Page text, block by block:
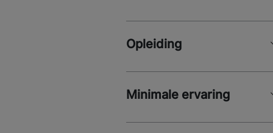
Opleiding
Minimale ervaring